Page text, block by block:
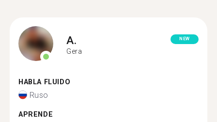
A.
Gera
NEW
HABLA FLUIDO
Ruso
APRENDE